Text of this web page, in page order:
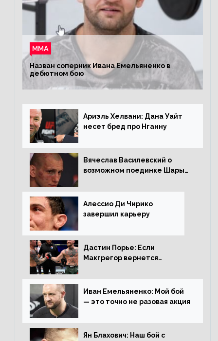
ММА
Назван соперник Ивана Емельяненко в
дебютном бою
Ариэль Хелвани: Дана Уайт
несет бред про Нганну
Вячеслав Василевский о
возможном поединке Шары
Копыловым
Алессио Ди Чирико
завершил карьеру
Дастин Порье: Если
Макгрегор вернется
раунда на Чендлера
Иван Емельяненко: Мой бой
— это точно не разовая акция
Ян Блахович: Наш бой с